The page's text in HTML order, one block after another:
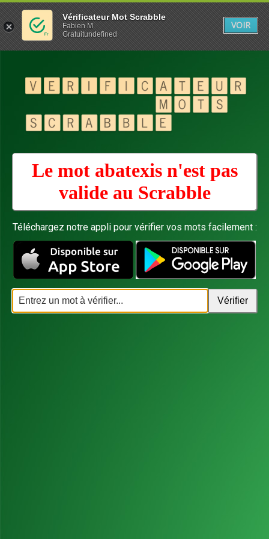
Le mot abatexis n'est pas
valide au Scrabble
Téléchargez notre appli pour vérifier vos mots facilement :
Vérificateur Mot Scrabble
Fabien M
Gratuitundefined
VOIR